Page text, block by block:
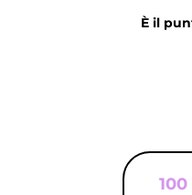
È il
100